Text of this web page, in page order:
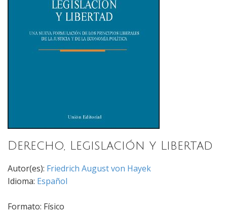
Derecho, Legislación y Libertad
Autor(es): Friedrich August von Hayek
Idioma: Español
Formato: Físico